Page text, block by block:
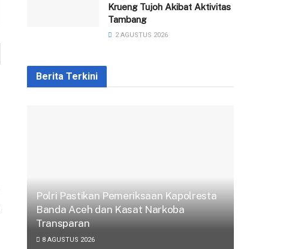
Krueng Tujoh Akibat Aktivitas
Tambang
2 AGUSTUS 2026
Berita Terkini
Polri Pastikan Pemeriksaan Kapolresta
Banda Aceh dan Kasat Narkoba
Transparan
8 AGUSTUS 2026